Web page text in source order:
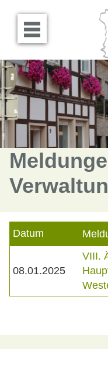
Menü öffnen
Datum
08.01.2025
VIII.